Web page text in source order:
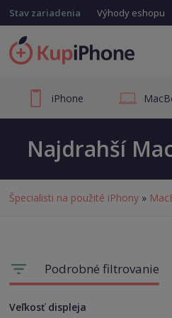
Stav zariadenia Výhody eshopu
iPhone
Najdrahší
Špecialisti na použité iPhony »
Podrobné filtrovanie
Veľkosť displeja